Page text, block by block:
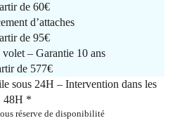
de 60€
d’attaches
de 95€
– Garantie 10 ans
de 577€
sous 24H – Intervention dans les
48H *
réserve de disponibilité